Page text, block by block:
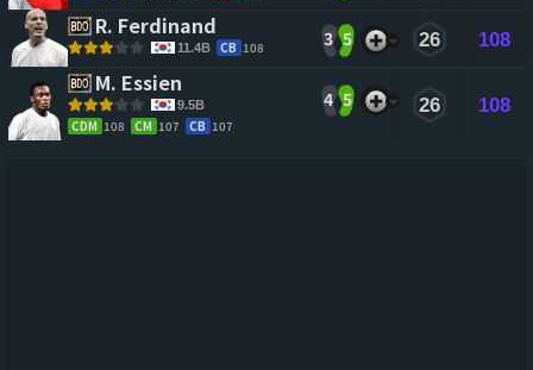
R. Ferdinand
11.4B CB 108 3 5 26 108
M. Essien
9.5B
CDM 108 CM 107 CB 107
4 5 26 108